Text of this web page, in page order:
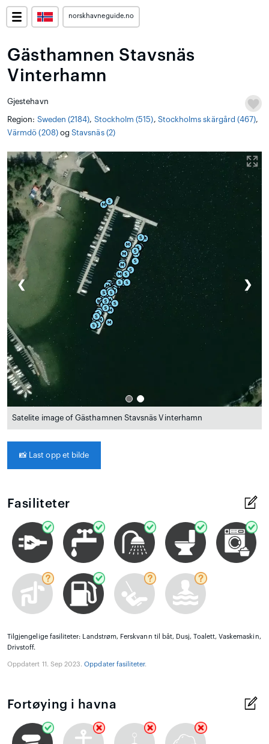
norskhavneguide.no
Gästhamnen Stavsnäs
Vinterhamn
Gjestehavn
Region: Sweden (2184), Stockholm (515), Stockholms skärgård (467),
Värmdö (208)ogStavsnäs (2)
❮ ❯
Satelite image of Gästhamnen Stavsnäs Vinterhamn
📸 Last opp et bilde
Fasiliteter
Tilgjengelige fasiliteter: Landstrøm, Ferskvann til båt, Dusj, Toalett, Vaskemaskin,
Drivstoff.
Oppdatert 11. Sep 2023.Oppdater fasiliteter.
Fortøying i havna